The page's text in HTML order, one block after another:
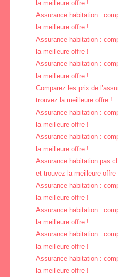
la meilleure offre !
Assurance habitation :
la meilleure offre !
Assurance habitation :
la meilleure offre !
Assurance habitation :
la meilleure offre !
Comparez les prix de
trouvez la meilleure offre !
Assurance habitation :
la meilleure offre !
Assurance habitation :
la meilleure offre !
Assurance habitation pas
et trouvez la meilleure offre
Assurance habitation :
la meilleure offre !
Assurance habitation :
la meilleure offre !
Assurance habitation :
la meilleure offre !
Assurance habitation :
la meilleure offre !